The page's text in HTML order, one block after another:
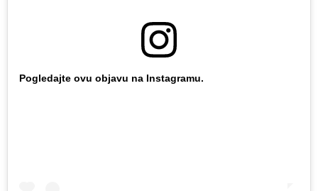
Pogledajte ovu objavu na Instagramu.